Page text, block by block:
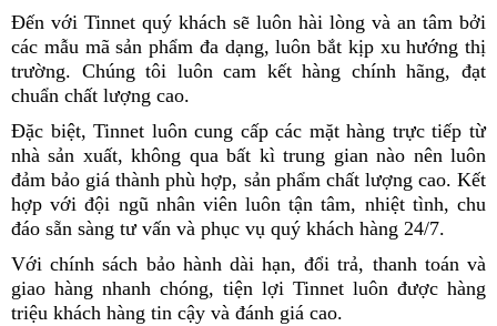
Đến với Tinnet quý khách sẽ luôn hài lòng và an tâm bởi
các mẫu mã sản phẩm đa dạng, luôn bắt kịp xu hướng thị
trường. Chúng tôi luôn cam kết hàng chính hãng, đạt
chuẩn chất lượng cao.
Đặc biệt, Tinnet luôn cung cấp các mặt hàng trực tiếp từ
nhà sản xuất, không qua bất kì trung gian nào nên luôn
đảm bảo giá thành phù hợp, sản phẩm chất lượng cao. Kết
hợp với đội ngũ nhân viên luôn tận tâm, nhiệt tình, chu
đáo sẵn sàng tư vấn và phục vụ quý khách hàng 24/7.
Với chính sách bảo hành dài hạn, đổi trả, thanh toán và
giao hàng nhanh chóng, tiện lợi Tinnet luôn được hàng
triệu khách hàng tin cậy và đánh giá cao.